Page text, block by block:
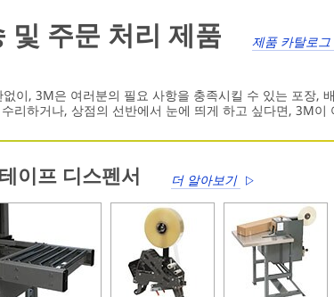
및 주문 처리 제품 제품 카탈로그
이, 3M은 여러분의 필요 사항을 충족시킬 수 있는 포장,
리하거나, 상점의 선반에서 눈에 띄게 하고 싶다면, 3M
이프 디스펜서 더 알아보기